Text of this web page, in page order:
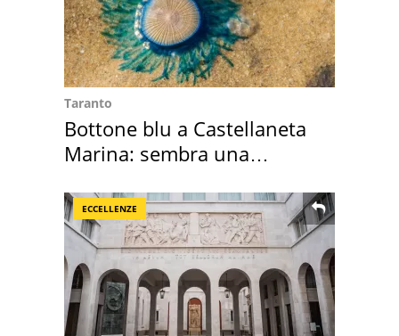
Taranto
Bottone blu a Castellaneta
Marina: sembra una
ECCELLENZE